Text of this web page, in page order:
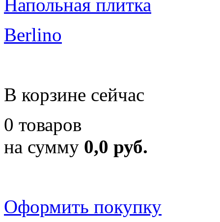
Berlino
В корзине сейчас
0 товаров
на сумму 0,0 руб.
Оформить покупку